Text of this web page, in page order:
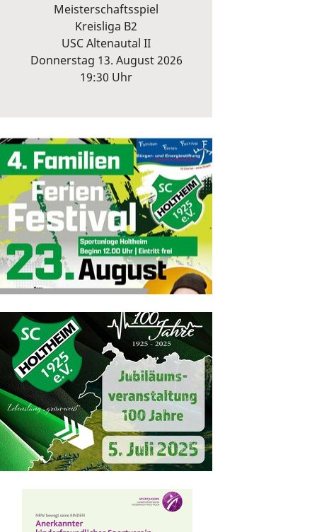
Meisterschaftsspiel
Kreisliga B2
USC Altenautal II
Donnerstag 13. August 2026
19:30 Uhr